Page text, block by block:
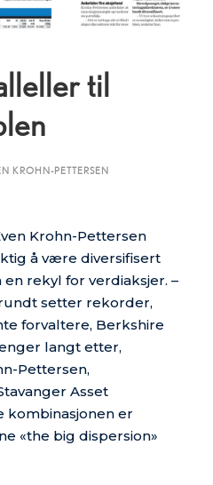
til
KROHN-PETTERSEN
Krohn-Pettersen
å være diversifisert
en rekyl for verdiaksjer. –
setter rekorder,
forvaltere, Berkshire
langt etter,
Pettersen,
Asset
kombinasjonen er
«the big dispersion»